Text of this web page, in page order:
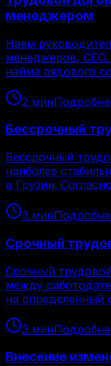
менеджером
Наем
менеджеров,
найма рядового
2 мин
Бессрочный
Бессрочный
наиболее
в Грузии.
3 мин
Срочный
Срочный
между
на определенный
3 мин
Внесение